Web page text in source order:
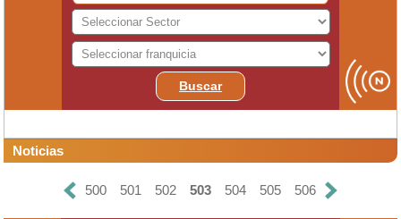
Buscar
Noticias
500 501 502 503 504 505 506